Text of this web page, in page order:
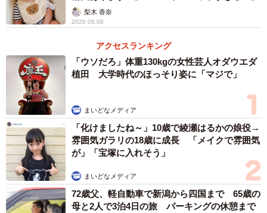
梨木 香奈
2026.08.08
アクセスランキング
「ウソだろ」体重130kgの女性芸人オダウエダ
植田 大学時代のほっそり姿に「マジで」
まいどなメディア
「化けましたね～」10歳で綾瀬はるかの娘役→
雰囲気ガラリの18歳に成長 「メイクで雰囲気
が」「宝塚に入れそう」
まいどなメディア
72歳父、軽自動車で新潟から四国まで 65歳の
母と2人で3泊4日の旅 パーキングの休憩まで